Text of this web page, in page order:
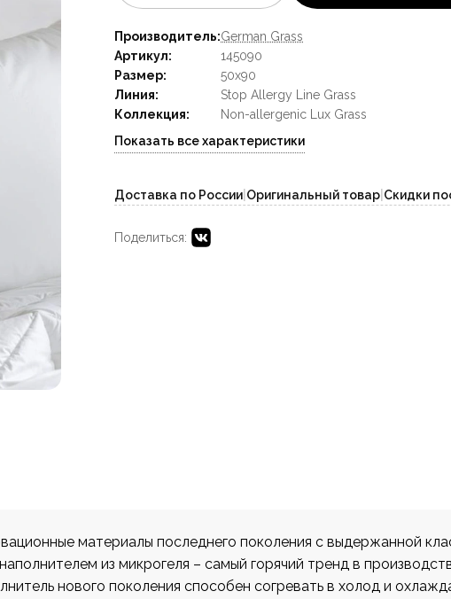
Производитель:German Grass
Артикул:
145090
Размер:
50x90
Линия:
Stop Allergy Line Grass
Коллекция:
Non-allergenic Lux Grass
Показать все характеристики
Доставка по России Оригинальный товар Скидки
Поделиться:
материалы последнего поколения с выдержанной
из микрогеля – самый горячий тренд в
нового поколения способен согревать в холод и